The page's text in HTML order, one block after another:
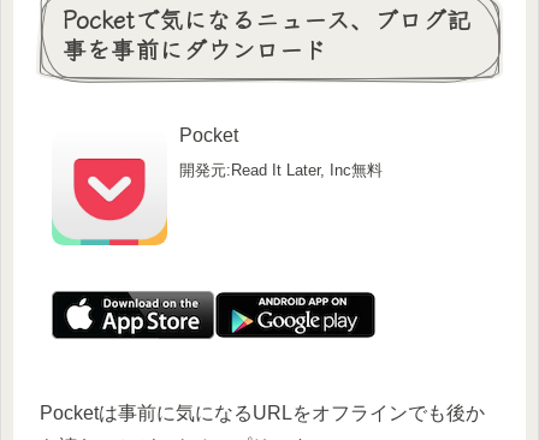
Pocketで気になるニュース、ブログ記
事を事前にダウンロード
Pocket
開発元:Read It Later, Inc無料
Pocketは事前に気になるURLをオフラインでも後か